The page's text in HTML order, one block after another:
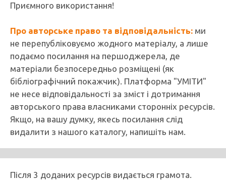
Приємного використання!
Про авторське право та відповідальність: ми
не перепубліковуємо жодного матеріалу, а лише
подаємо посилання на першоджерела, де
матеріали безпосередньо розміщені (як
бібліографічний покажчик). Платформа "УМІТИ"
не несе відповідальності за зміст і дотримання
авторського права власниками сторонніх ресурсів.
Якщо, на вашу думку, якесь посилання слід
видалити з нашого каталогу, напишіть нам.
Після 3 доданих ресурсів видається грамота.